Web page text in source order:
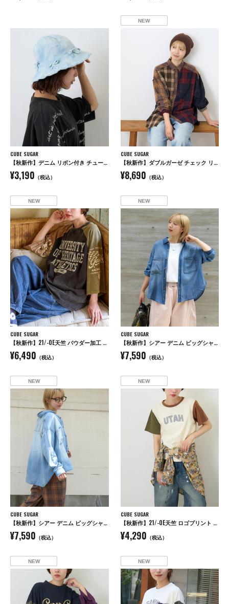
CUBE SUGAR
【秋新作】デニム リボン付き チューリップハット
¥3,190 （税込）
NEW
CUBE SUGAR
【秋新作】ダブルガーゼ チェック リバーシブル レギュラーシャツ
¥8,690 （税込）
NEW
CUBE SUGAR
【秋新作】21/-OE天竺 パウダー加工 ラグラン 6分袖 ロゴプリント Tシャツ
¥6,490 （税込）
NEW
CUBE SUGAR
【秋新作】シアー デニム ビッグシャツ
¥7,590 （税込）
NEW
CUBE SUGAR
【秋新作】シアー デニム ビッグシャツ
¥7,590 （税込）
NEW
CUBE SUGAR
【秋新作】21/-OE天竺 ロゴプリント ジャストサイズ Tシャツ
¥4,290 （税込）
NEW NEW